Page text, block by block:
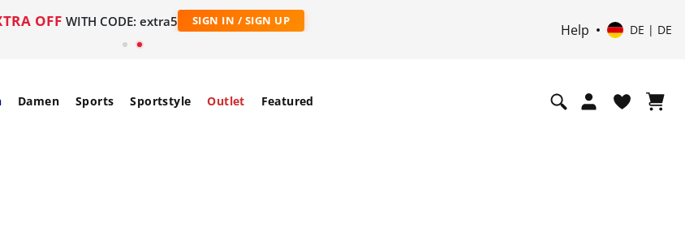
OFF WITH CODE: extra5 SIGN IN / SIGN UP
Help DE | DE
Damen Sports Sportstyle Outlet Featured